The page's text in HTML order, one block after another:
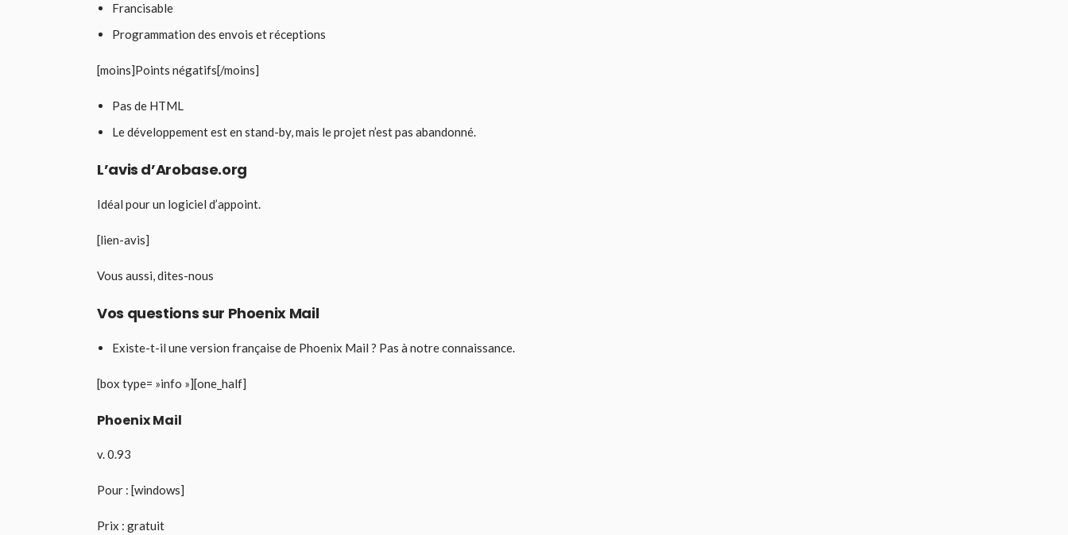
Francisable
Programmation des envois et réceptions
[moins]Points négatifs[/moins]
Pas de HTML
Le développement est en stand-by, mais le projet n’est pas abandonné.
L’avis d’Arobase.org
Idéal pour un logiciel d’appoint.
[lien-avis]
Vous aussi, dites-nous
Vos questions sur Phoenix Mail
Existe-t-il une version française de Phoenix Mail ? Pas à notre connaissance.
[box type= »info »][one_half]
Phoenix Mail
v. 0.93
Pour : [windows]
Prix : gratuit